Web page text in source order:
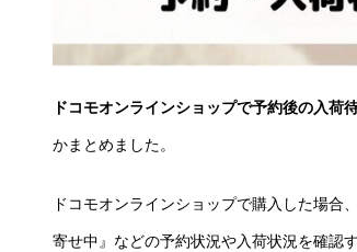
ドコモオンラインショップで予約後の入荷
かまとめました。
ドコモオンラインショップで購入した場合
寄せ中』などの予約状況や入荷状況を確認